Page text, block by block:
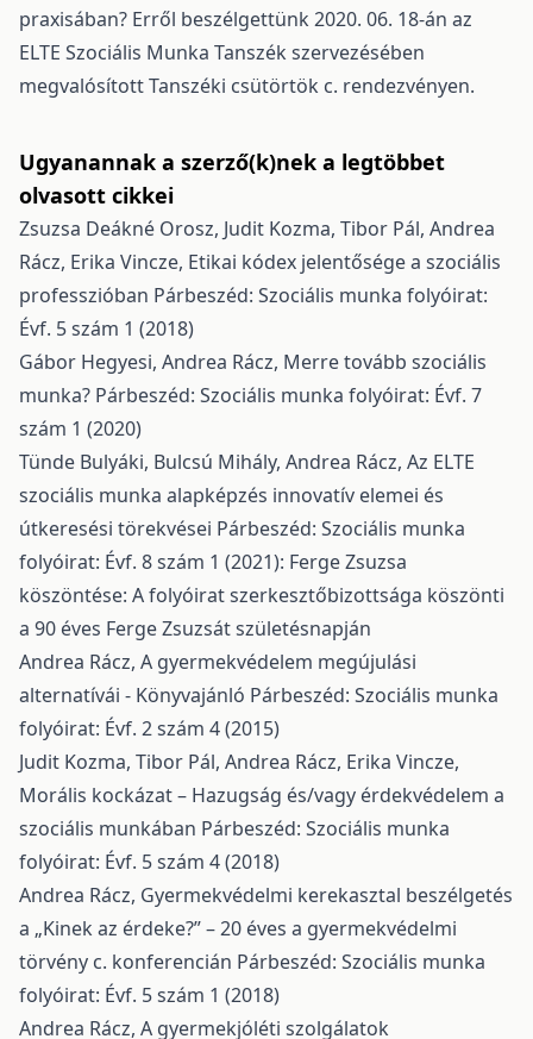
praxisában? Erről beszélgettünk 2020. 06. 18-án az
ELTE Szociális Munka Tanszék szervezésében
megvalósított Tanszéki csütörtök c. rendezvényen.
Ugyanannak a szerző(k)nek a legtöbbet
olvasott cikkei
Zsuzsa Deákné Orosz, Judit Kozma, Tibor Pál, Andrea
Rácz, Erika Vincze, Etikai kódex jelentősége a szociális
professzióban Párbeszéd: Szociális munka folyóirat:
Évf. 5 szám 1 (2018)
Gábor Hegyesi, Andrea Rácz, Merre tovább szociális
munka? Párbeszéd: Szociális munka folyóirat: Évf. 7
szám 1 (2020)
Tünde Bulyáki, Bulcsú Mihály, Andrea Rácz, Az ELTE
szociális munka alapképzés innovatív elemei és
útkeresési törekvései Párbeszéd: Szociális munka
folyóirat: Évf. 8 szám 1 (2021): Ferge Zsuzsa
köszöntése: A folyóirat szerkesztőbizottsága köszönti
a 90 éves Ferge Zsuzsát születésnapján
Andrea Rácz, A gyermekvédelem megújulási
alternatívái - Könyvajánló Párbeszéd: Szociális munka
folyóirat: Évf. 2 szám 4 (2015)
Judit Kozma, Tibor Pál, Andrea Rácz, Erika Vincze,
Morális kockázat – Hazugság és/vagy érdekvédelem a
szociális munkában Párbeszéd: Szociális munka
folyóirat: Évf. 5 szám 4 (2018)
Andrea Rácz, Gyermekvédelmi kerekasztal beszélgetés
a „Kinek az érdeke?” – 20 éves a gyermekvédelmi
törvény c. konferencián Párbeszéd: Szociális munka
folyóirat: Évf. 5 szám 1 (2018)
Andrea Rácz, A gyermekjóléti szolgálatok